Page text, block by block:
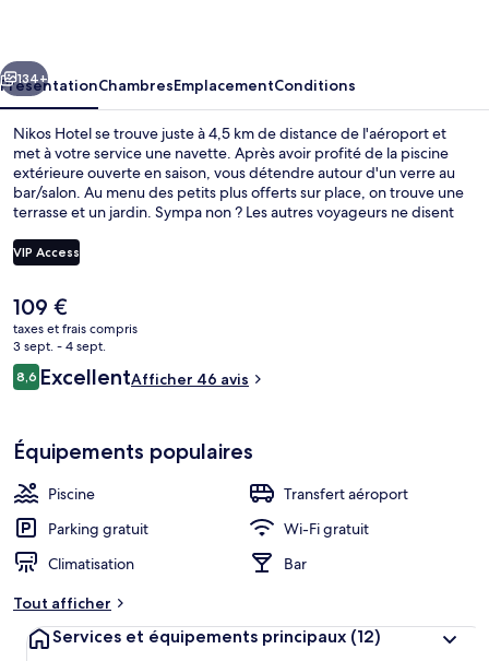
Suivant
134+
PrésentationChambresEmplacementConditions
Nikos Hotel se trouve juste à 4,5 km de distance de l'aéroport et
met à votre service une navette. Après avoir profité de la piscine
extérieure ouverte en saison, vous détendre autour d'un verre au
bar/salon. Au menu des petits plus offerts sur place, on trouve une
terrasse et un jardin. Sympa non ? Les autres voyageurs ne disent
VIP Access
Le
prix
actuel
est
de
109 €
taxes et frais compris
3 sept. - 4 sept.
Avis
voyageurs
8,68,6 sur 10
ExcellentAfficher 46 avis
Équipements populaires
Piscine
Transfert aéroport
Parking gratuit
Wi-Fi gratuit
Climatisation
Bar
Tout afficher
Services et équipements principaux (12)